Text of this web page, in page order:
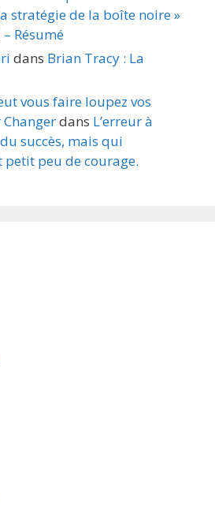
stratégie de la boîte noire »
Résumé
dans Brian Tracy : La
vous faire loupez vos
Changerdans L’erreur à
succès, mais qui
peu de courage.